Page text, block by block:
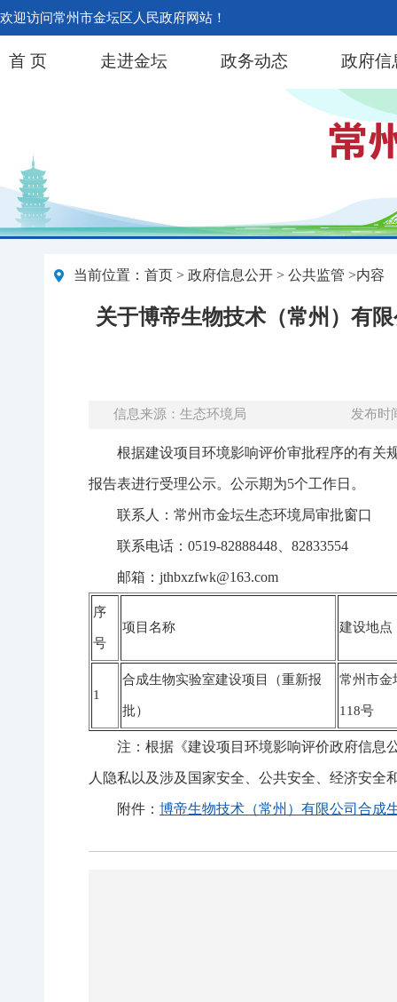
欢迎访问常州市金坛区人民政府网站！
首 页 走进金坛 政务动态 政府信
当前位置： 首页 > 政府信息公开 > 公共监管 >内容
关于博帝生物技术（常州）有
信息来源：生态环境局 发布时
根据建设项目环境影响评价审批程序的有关
报告表进行受理公示。公示期为5个工作日。
联系人：常州市金坛生态环境局审批窗口
联系电话：0519-82888448、82833554
邮箱：jthbxzfwk@163.com
序
号
项目名称 建设地点
1
合成生物实验室建设项目（重新报
批）
常州市金
118号
注：根据《建设项目环境影响评价政府信息
人隐私以及涉及国家安全、公共安全、经济安全
附件： 博帝生物技术（常州）有限公司合成